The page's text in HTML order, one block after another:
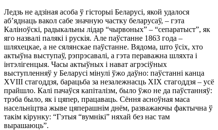
Ледзь не адзіная асоба ў гісторыі Беларусі, якой удалося
аб’яднаць вакол сабе значную частку беларусаў, – гэта
Каліноўскі, радыкальны лідар “чырвоных” – “сепаратыст”, як
яго назвалі палякі і рускія. Але паўстанне 1863 года –
шляхецкае, а не сялянскае паўстанне. Вядома, што ўсіх, хто
актыўна выступаў, рэпрэсавалі, а гэта пераважна шляхта і
інтэлігенцыя. Часы актыўных і нават агрэсіўных
выступленняў у Беларусі мінулі ўжо даўно: паўстанні канца
XVIII стагоддзя, барацьба за незалежнасць ХІХ стагоддзя – усё
прайшло. Калі пачаўся капіталізм, было ўжо не да паўстанняў:
трэба было, як і цяпер, працаваць. Сёння асноўная маса
насельніцтва жыве цяперашнім днём, разважаючы фактычна ў
такім кірунку: “Гэтыя “вумнікі” няхай без нас там
вырашаюць”.